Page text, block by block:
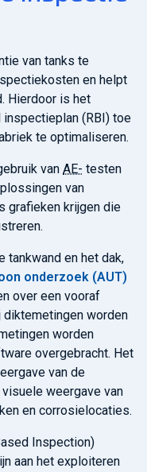
van tanks te
en helpt
Hierdoor is het
(RBI) toe
te optimaliseren.
van AE- testen
van
grafieken krijgen die
tankwand en het dak,
onderzoek (AUT)
over een vooraf
diktemetingen worden
worden
overgebracht. Het
van de
weergave van
en corrosielocaties.
Inspection)
aan het exploiteren